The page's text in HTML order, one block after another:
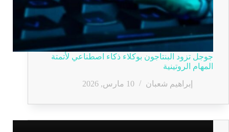
جوجل تزود البنتاجون بوكلاء ذكاء اصطناعي لأتمتة
المهام الروتينية
إبراهيم شعبان
10 مارس, 2026